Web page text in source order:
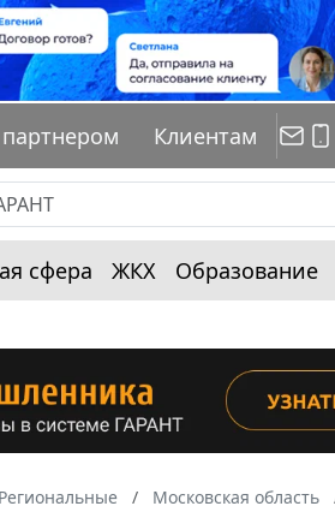
Клиентам
сфера ЖКХ Образование
Региональные Московская область